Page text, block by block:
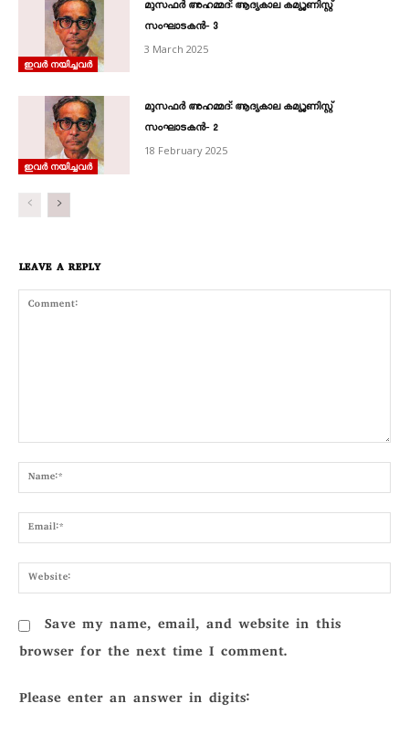
ഇവർ നയിച്ചവർ
മുസഫർ അഹമ്മദ്‌: ആദ്യകാല കമ്യൂണിസ്റ്റ്‌
സംഘാടകൻ‐ 3
3 March 2025
ഇവർ നയിച്ചവർ
മുസഫർ അഹമ്മദ്‌: ആദ്യകാല കമ്യൂണിസ്റ്റ്‌
സംഘാടകൻ‐ 2
18 February 2025
LEAVE A REPLY
Save my name, email, and website in this
browser for the next time I comment.
Please enter an answer in digits: